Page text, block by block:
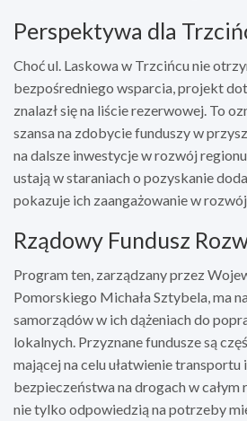
Perspektywa dla
Choć ul. Laskowa w Trzcińcu nie
bezpośredniego wsparcia, projekt
znalazł się na liście rezerwowej. To
szansa na zdobycie funduszy w
na dalsze inwestycje w rozwój
ustają w staraniach o pozyskanie
pokazuje ich zaangażowanie w
Rządowy Fundusz
Program ten, zarządzany przez
Pomorskiego Michała Sztybela, ma
samorządów w ich dążeniach do
lokalnych. Przyznane fundusze są
mającej na celu ułatwienie transportu
bezpieczeństwa na drogach w całym
nie tylko odpowiedzią na potrzeby